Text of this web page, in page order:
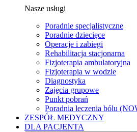
Nasze usługi
Poradnie specjalistyczne
Poradnie dziecięce
Operacje i zabiegi
Rehabilitacja stacjonarna
Fizjoterapia ambulatoryjna
Fizjoterapia w wodzie
Diagnostyka
Zajęcia grupowe
Punkt pobrań
Poradnia leczenia bólu
ZESPÓŁ MEDYCZNY
DLA PACJENTA